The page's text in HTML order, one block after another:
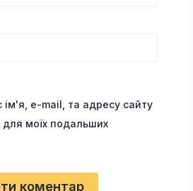
ім'я, e-mail, та адресу сайту
для моїх подальших